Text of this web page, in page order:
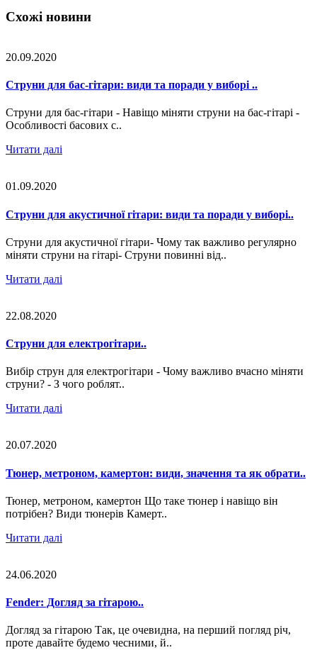
Схожі новини
20.09.2020
Струни для бас-гітари: види та поради у виборі ..
Струни для бас-гітари - Навіщо міняти струни на бас-гітарі -
Особливості басових с..
Читати далі
01.09.2020
Струни для акустичної гітари: види та поради у виборі..
Струни для акустичної гітари- Чому так важливо регулярно
міняти струни на гітарі- Струни повинні від..
Читати далі
22.08.2020
Струни для електрогітари..
Вибір струн для електрогітари - Чому важливо вчасно міняти
струни? - З чого роблят..
Читати далі
20.07.2020
Тюнер, метроном, камертон: види, значення та як обрати..
Тюнер, метроном, камертон Що таке тюнер і навіщо він
потрібен? Види тюнерів Камерт..
Читати далі
24.06.2020
Fender: Догляд за гітарою..
Догляд за гітарою Так, це очевидна, на перший погляд річ,
проте давайте будемо чесними, й..